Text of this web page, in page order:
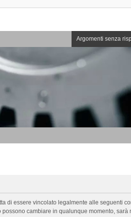
Argomenti senza
di essere vincolato legalmente alle seguenti
cambiare in qualunque momento, sarà